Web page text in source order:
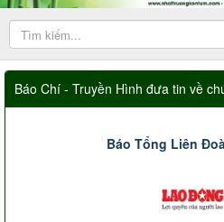
Báo Chí - Truyền Hình đưa tin về
Báo Tổng Liên